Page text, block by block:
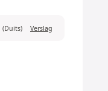
(Duits) Verslag